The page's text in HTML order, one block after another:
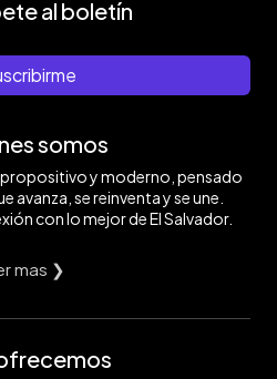
al boletín
somos
y moderno, pensado
avanza, se reinventa y se une.
con lo mejor de El Salvador.
mas ❯